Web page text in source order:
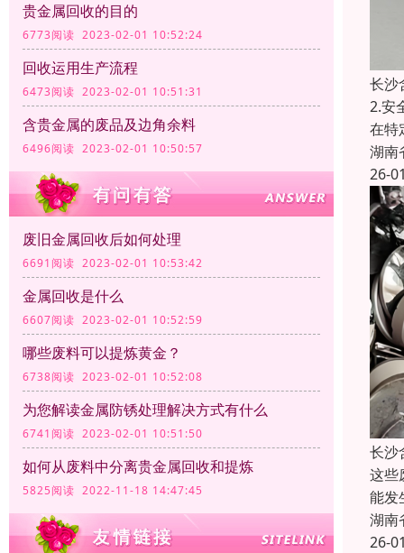
贵金属回收的目的
6773阅读 2023-02-01 10:52:24
回收运用生产流程
6473阅读 2023-02-01 10:51:31
含贵金属的废品及边角余料
6496阅读 2023-02-01 10:50:57
废旧金属回收后如何处理
6691阅读 2023-02-01 10:53:42
金属回收是什么
6607阅读 2023-02-01 10:52:59
哪些废料可以提炼黄金？
6738阅读 2023-02-01 10:52:08
为您解读金属防锈处理解决方式有什么
6741阅读 2023-02-01 10:51:50
如何从废料中分离贵金属回收和提炼
5825阅读 2022-11-18 14:47:45
长沙
2.安
在特
湖南
26-
长沙
这些
能发
湖南
26-